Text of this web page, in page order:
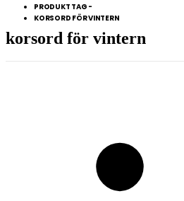
PRODUKT TAG -
KORSORD FÖR VINTERN
korsord för vintern